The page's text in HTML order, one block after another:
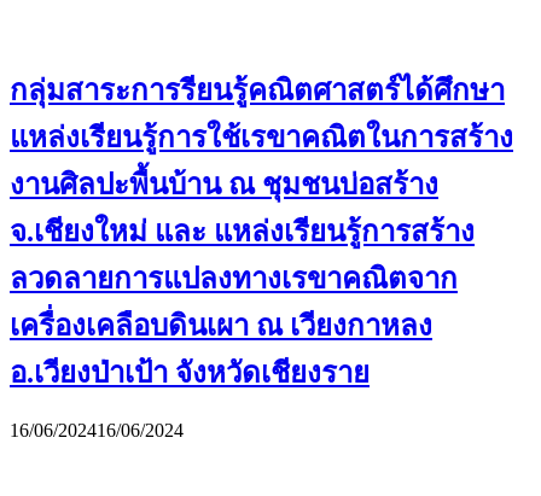
กลุ่มสาระการรียนรู้คณิตศาสตร์ได้ศึกษา
แหล่งเรียนรู้การใช้เรขาคณิตในการสร้าง
งานศิลปะพื้นบ้าน ณ ชุมชนบ่อสร้าง
จ.เชียงใหม่ และ แหล่งเรียนรู้การสร้าง
ลวดลายการแปลงทางเรขาคณิตจาก
เครื่องเคลือบดินเผา ณ เวียงกาหลง
อ.เวียงป่าเป้า จังหวัดเชียงราย
16/06/202416/06/2024